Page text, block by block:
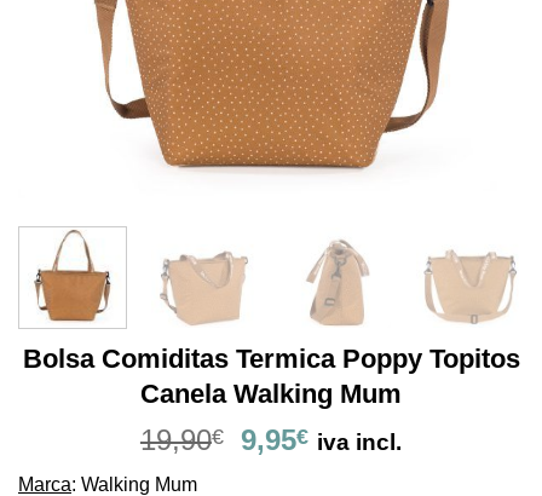
Bolsa Comiditas Termica Poppy Topitos
Canela Walking Mum
19,90€
El
9,95€El
iva incl.
Marca: Walking Mum